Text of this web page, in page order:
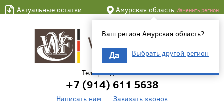
Актуальные остатки Амурская область Изменить регион
Ваш регион Амурская область?
Да Выбрать другой регион
Телефон для связи
+7 (914) 611 5638
Написать нам Заказать звонок